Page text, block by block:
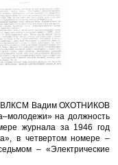
ВЛКСМ Вадим ОХОТНИКОВ
на должность
журнала за 1946 год
в четвертом номере –
– «Электрические